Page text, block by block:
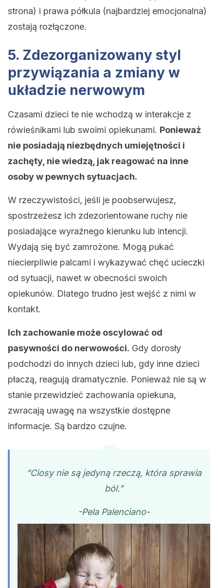
strona) i prawa półkula (najbardziej emocjonalna)
zostają rozłączone.
5. Zdezorganizowany styl
przywiązania a zmiany w
układzie nerwowym
Czasami dzieci te nie wchodzą w interakcje z
rówieśnikami lub swoimi opiekunami. Ponieważ
nie posiadają niezbędnych umiejętności i
zachęty, nie wiedzą, jak reagować na inne
osoby w pewnych sytuacjach.
W rzeczywistości, jeśli je poobserwujesz,
spostrzeżesz ich zdezorientowane ruchy nie
posiadające wyraźnego kierunku lub intencji.
Wydają się być zamrożone. Mogą pukać
niecierpliwie palcami i wykazywać chęć ucieczki
od sytuacji, nawet w obecności swoich
opiekunów. Dlatego trudno jest wejść z nimi w
kontakt.
Ich zachowanie może oscylować od
pasywności do nerwowości. Gdy dorosły
podchodzi do innych dzieci lub, gdy inne dzieci
płaczą, reagują dramatycznie. Ponieważ nie są w
stanie przewidzieć zachowania opiekuna,
zwracają uwagę na wszystkie dostępne
informacje. Są bardzo czujne.
“Ciosy nie są jedyną rzeczą, która sprawia
ból.”
-Pela Palenciano-